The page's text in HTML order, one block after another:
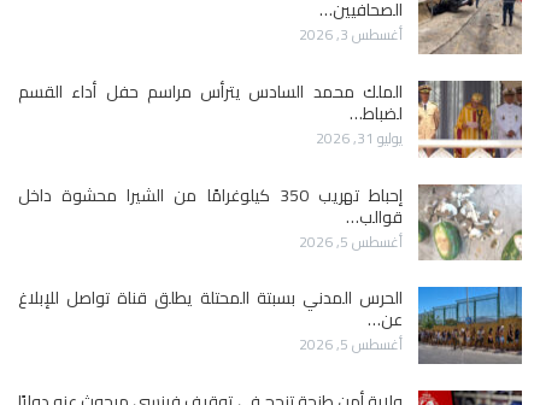
الصحافيين…
أغسطس 3, 2026
الملك محمد السادس يترأس مراسم حفل أداء القسم
لضباط…
يوليو 31, 2026
إحباط تهريب 350 كيلوغرامًا من الشيرا محشوة داخل
قوالب…
أغسطس 5, 2026
الحرس المدني بسبتة المحتلة يطلق قناة تواصل للإبلاغ
عن…
أغسطس 5, 2026